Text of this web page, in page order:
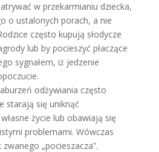
w przekarmianiu dziecka,
o ustalonych porach, a nie
często kupują słodycze
lub by pocieszyć płaczące
sygnałem, iż jedzenie
odżywiania często
starają się uniknąć
życie lub obawiają się
problemami. Wówczas
„pocieszacza”.